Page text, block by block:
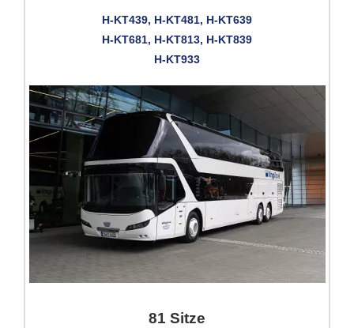
H-KT439, H-KT481, H-KT639
H-KT681, H-KT813, H-KT839
H-KT933
81 Sitze